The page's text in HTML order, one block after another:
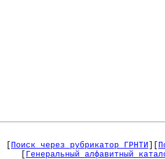
[ Поиск через рубрикатор ГРНТИ][
[ Генеральный алфавитный